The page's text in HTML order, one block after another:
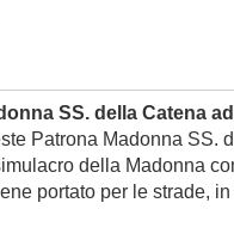
SS. della Catena
Patrona Madonna SS.
della Madonna
portato per le strade,